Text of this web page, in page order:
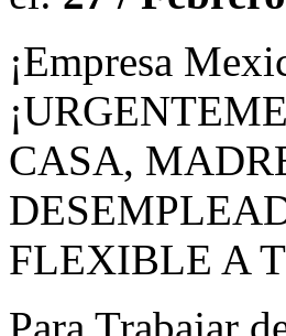
¡Empresa
CASA,
FLEXIBLE A